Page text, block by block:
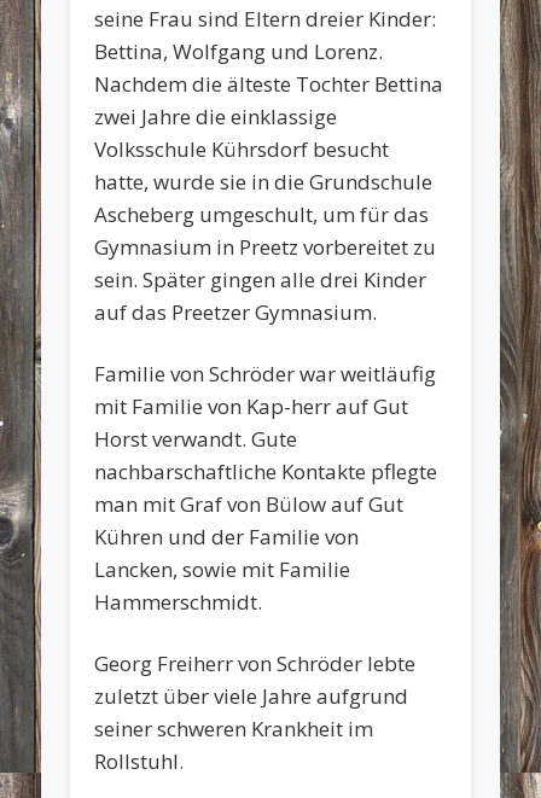
seine Frau sind Eltern dreier Kinder:
Bettina, Wolfgang und Lorenz.
Nachdem die älteste Tochter Bettina
zwei Jahre die einklassige
Volksschule Kührsdorf besucht
hatte, wurde sie in die Grundschule
Ascheberg umgeschult, um für das
Gymnasium in Preetz vorbereitet zu
sein. Später gingen alle drei Kinder
auf das Preetzer Gymnasium.
Familie von Schröder war weitläufig
mit Familie von Kap-herr auf Gut
Horst verwandt. Gute
nachbarschaftliche Kontakte pflegte
man mit Graf von Bülow auf Gut
Kühren und der Familie von
Lancken, sowie mit Familie
Hammerschmidt.
Georg Freiherr von Schröder lebte
zuletzt über viele Jahre aufgrund
seiner schweren Krankheit im
Rollstuhl.